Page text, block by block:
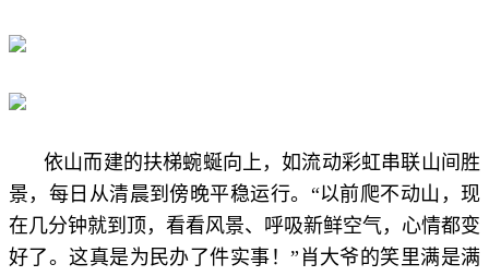
依山而建的扶梯蜿蜒向上，如流动彩虹串联山间胜
景，每日从清晨到傍晚平稳运行。“以前爬不动山，现
在几分钟就到顶，看看风景、呼吸新鲜空气，心情都变
好了。这真是为民办了件实事！”肖大爷的笑里满是满